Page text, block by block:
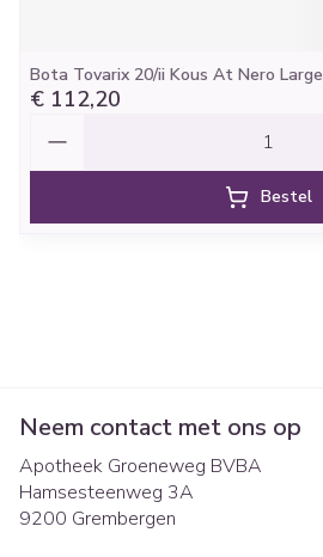
Bota Tovarix 20/ii Kous At Nero Large
€ 112,20
Bestel
Neem contact met ons op
Apotheek Groeneweg BVBA
Hamsesteenweg 3A
9200 Grembergen